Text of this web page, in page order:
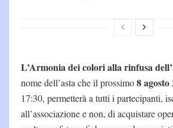
L’Armonia dei colori alla rinfusa
nome dell’asta che il prossimo8 agosto
17:30, permetterà a tutti i partecipanti,
all’associazione e non, di acquistare